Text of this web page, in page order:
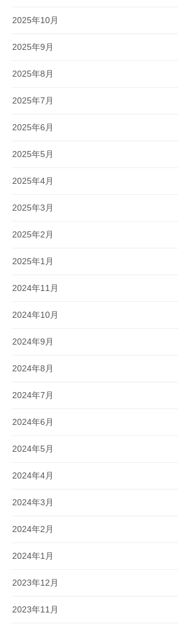
2025年10月
2025年9月
2025年8月
2025年7月
2025年6月
2025年5月
2025年4月
2025年3月
2025年2月
2025年1月
2024年11月
2024年10月
2024年9月
2024年8月
2024年7月
2024年6月
2024年5月
2024年4月
2024年3月
2024年2月
2024年1月
2023年12月
2023年11月